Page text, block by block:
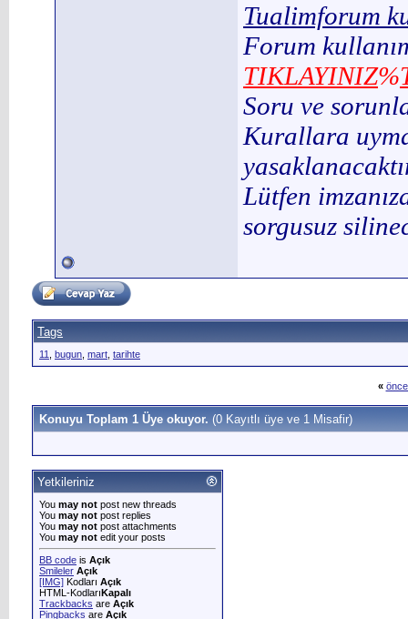
Tualimforum
Forum
TIKLAYINIZ%
Soru ve
Kurallara
Lütfen
sorgusuz
Tags
11 bugun mart tarihte
«
Konuyu Toplam 1 Üye okuyor. (0 Kayıtlı üye ve 1 Misafir)
Yetkileriniz
You may not post new threads
You may not post replies
You may not post attachments
You may not edit your posts
BB code is Açık
Smileler Açık
[IMG] Kodları Açık
HTML-KodlarıKapalı
Trackbacks are Açık
Pingbacks are Açık